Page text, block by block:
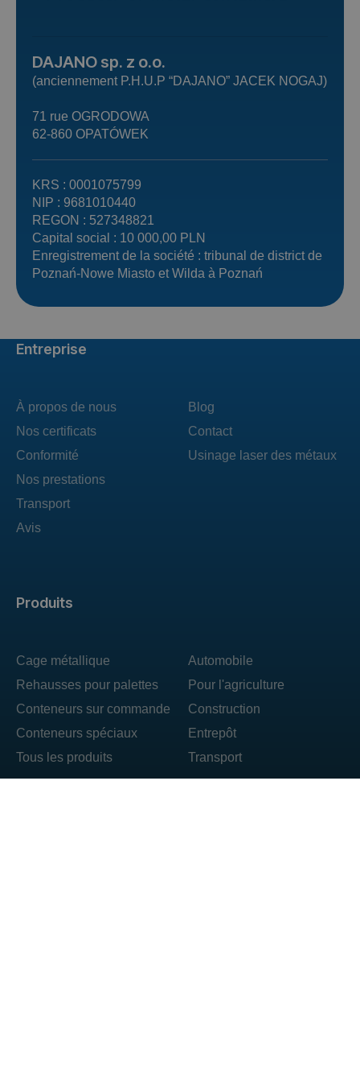
DAJANO sp. z o.o.
(anciennement P.H.U.P “DAJANO” JACEK NOGAJ)
71 rue OGRODOWA
62-860 OPATÓWEK
KRS : 0001075799
NIP : 9681010440
REGON : 527348821
Capital social : 10 000,00 PLN
Enregistrement de la société : tribunal de district de
Poznań-Nowe Miasto et Wilda à Poznań
Produits
Cage métallique
Rehausses pour palettes
Conteneurs sur commande
Conteneurs spéciaux
Tous les produits
Automobile
Pour l'agriculture
Construction
Entrepôt
Transport
Entreprise
À propos de nous
Nos certificats
Conformité
Nos prestations
Transport
Avis
Blog
Contact
Usinage laser des métaux